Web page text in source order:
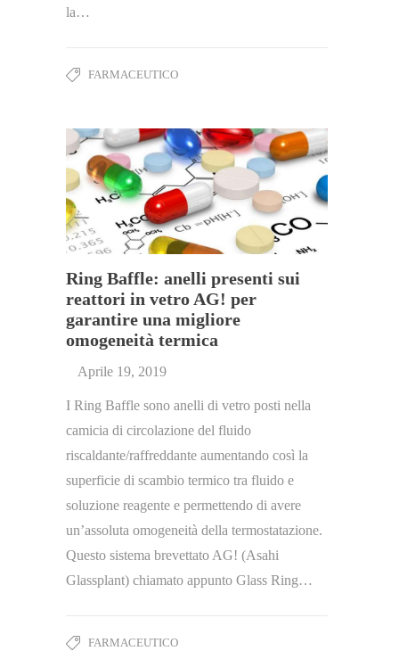
la…
FARMACEUTICO
Ring Baffle: anelli presenti sui
reattori in vetro AG! per
garantire una migliore
omogeneità termica
Aprile 19, 2019
I Ring Baffle sono anelli di vetro posti nella
camicia di circolazione del fluido
riscaldante/raffreddante aumentando così la
superficie di scambio termico tra fluido e
soluzione reagente e permettendo di avere
un’assoluta omogeneità della termostatazione.
Questo sistema brevettato AG! (Asahi
Glassplant) chiamato appunto Glass Ring…
FARMACEUTICO